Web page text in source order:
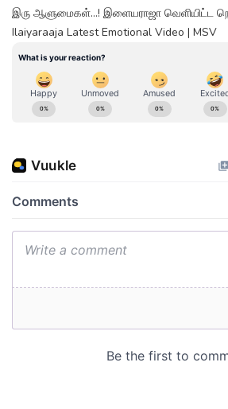
இரு ஆளுமைகள்...! இளையராஜா வெளியிட்ட
Ilaiyaraaja Latest Emotional Video | MSV